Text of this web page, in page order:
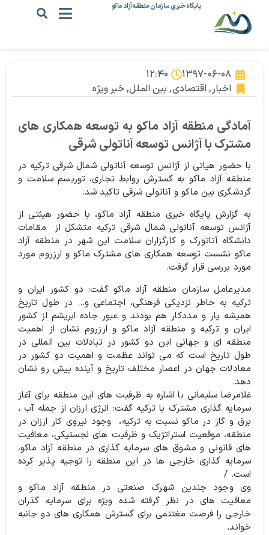
پایگاه خبری سازمان منطقه آزاد ماکو
۱۳۹۷-۰۶-۰۸
۱۲:۴۰
اخبار, اقتصادی, بین الملل,خبر ویژه
آمادگی منطقه آزاد ماکو به توسعه همکاری های
مشترک با آژانس توسعه آناتولی شرقی
با حضور هیاتی از آژانس توسعه آناتولی شمال شرقی ترکیه در
منطقه آزاد ماکو به گسترش روابط تجاری، توریسم سلامت و
گردشگری بین ماکو و آناتولی شرقی تاکید شد.
به گزارش پایگاه خبری منطقه آزاد ماکو، با حضور هیئتی از
آژانس توسعه آناتولی شمال شرقی ترکیه متشکل از مقامات
دانشگاه آتاتورک و کارگزاران سلامت این شهر در منطقه آزاد
ماکو نشست توسعه همکاری های مشترک ماکو و ارزروم مورد
مورد بررسی قرار گرفت.
مدیرعامل سازمان منطقه آزاد ماکو گفت: دو کشور ایران و
ترکیه به خاطر نزدیکی فرهنگی، اجتماعی و… در طول تاریخ
همیشه یار و مددکار هم بودند و عبور جاده ابریشم از کشور
ایران و ترکیه و منطقه آزاد ماکو و ارزروم نشان از اهمیت
منطقه ای و جهانی این دو کشور در تبادلات بین المللی در
طول تاریخ است که می تواند عظمت و اهمیت دو کشور در
معادلات جهان در اعصار مختلف تاریخ و آینده پیش رو نشان
دهد.
غلامرضا سلیمانی با اشاره به ظرفیت های این منطقه برای آغاز
سرمایه گذاری مشترک با ترکیه گفت: انرژی ارزان از جمله آب ،
برق و گاز در ماکو نسبت به ترکیه، وجود نیروی کار ارزان در
منطقه، موقعیت استراتژیک و ظرفیت های لجستیکی، معافیت
های قانونی و مشوق های سرمایه گذاری در منطقه آزاد ماکو،
سرمایه گذاری خارجی ها در این منطقه را توجیه پذیر کرده
است. /
وی وجود چندین شهرک صنعتی در منطقه آزاد ماکو و
معافیت های در نظر گرفته شده ویژه برای سرمایه گذران
خارجی را فرصت مغتنمی برای گسترش همکاری های دو جانبه
خواند.